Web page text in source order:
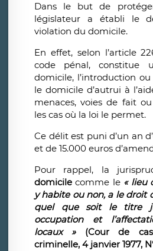
Dans le but de
législateur a établi le
violation du domicile.
En effet, selon l’article
code pénal, constitue
domicile, l’introduction
le domicile d’autrui à
menaces, voies de fait
les cas où la loi le permet.
Ce délit est puni d’un an
et de 15.000 euros
Pour rappel, la
domicile comme le « lieu
y habite ou non, a le droit
quel que soit le titre
occupation et
locaux »
(Cour de
criminelle, 4 janvier 1977,